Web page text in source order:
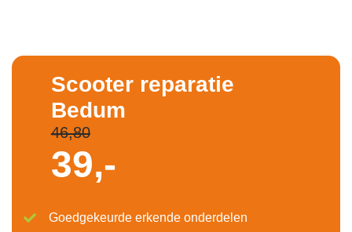
Scooter reparatie
Bedum
46,80
39,-
Goedgekeurde erkende onderdelen